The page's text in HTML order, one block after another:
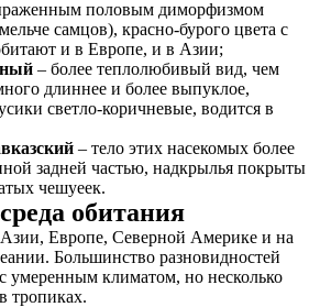
половым диморфизмом
самцов), красно-бурого цвета с
и в Европе, и в Азии;
– более теплолюбивый вид, чем
длиннее и более выпуклое,
светло-коричневые, водится в
– тело этих насекомых более
задней частью, надкрылья покрыты
чешуеек.
обитания
Европе, Северной Америке и на
Большинство разновидностей
умеренным климатом, но несколько
тропиках.